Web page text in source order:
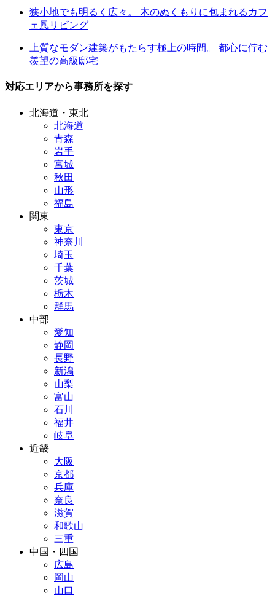
狭小地でも明るく広々。 木のぬくもりに包まれるカフ
ェ風リビング
上質なモダン建築がもたらす極上の時間。 都心に佇む
羨望の高級邸宅
対応エリアから事務所を探す
北海道・東北
北海道
青森
岩手
宮城
秋田
山形
福島
関東
東京
神奈川
埼玉
千葉
茨城
栃木
群馬
中部
愛知
静岡
長野
新潟
山梨
富山
石川
福井
岐阜
近畿
大阪
京都
兵庫
奈良
滋賀
和歌山
三重
中国・四国
広島
岡山
山口